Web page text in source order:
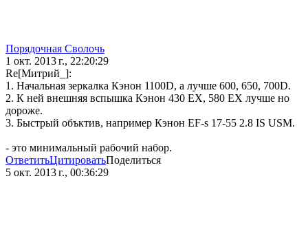
Порядочная Сволочь
1 окт. 2013 г., 22:20:29
Re[Митрий_]:
1. Начальная зеркалка Кэнон 1100D, а лучше 600, 650, 700D.
2. К ней внешняя вспышка Кэнон 430 EX, 580 EX лучше но
дороже.
3. Быстрый объктив, например Кэнон EF-s 17-55 2.8 IS USM.
- это минимальный рабочий набор.
ОтветитьЦитироватьПоделиться
5 окт. 2013 г., 00:36:29